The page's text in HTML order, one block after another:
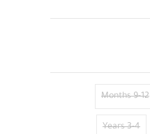
9-12 Months
3-4 Years